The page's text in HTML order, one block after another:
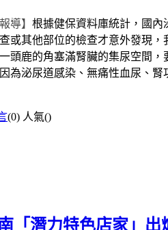
導】 根據健保資料庫統計，國內
或其他部位的檢查才意外發現
頭鹿的角塞滿腎臟的集尿空間
為泌尿道感染、無痛性血尿、腎
(0) 人氣()
「潛力特色店家」